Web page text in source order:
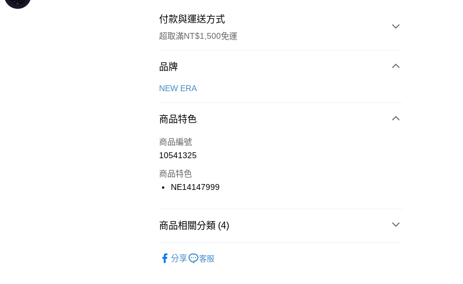
付款與運送方式
超取滿NT$1,500免運
付款方式
信用卡一次付款
合作金庫商業銀行
華南商業銀行
上海商業儲蓄銀行
國泰世華商業銀行
聯邦商業銀行
台新國際商業銀行
LINE Pay
Apple Pay
【關於「AFTEE先享後付」】
品牌
NEW ERA
商品特色
商品編號
10541325
商品特色
NE14147999
商品相關分類 (4)
分享 客服